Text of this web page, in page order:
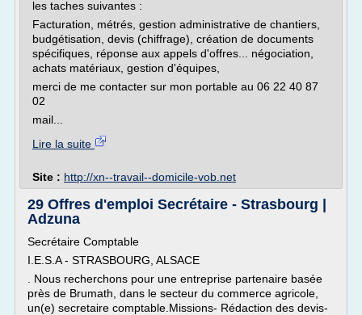
les taches suivantes :
Facturation, métrés, gestion administrative de chantiers,
budgétisation, devis (chiffrage), création de documents
spécifiques, réponse aux appels d'offres... négociation,
achats matériaux, gestion d'équipes,
merci de me contacter sur mon portable au 06 22 40 87
02
mail...
Lire la suite
Site : http://xn--travail--domicile-vob.net
29 Offres d'emploi Secrétaire - Strasbourg |
Adzuna
Secrétaire Comptable
I.E.S.A - STRASBOURG, ALSACE
. Nous recherchons pour une entreprise partenaire basée
près de Brumath, dans le secteur du commerce agricole,
un(e) secretaire comptable.Missions- Rédaction des devis-